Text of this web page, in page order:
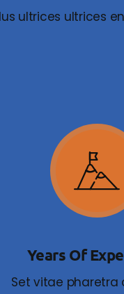
ultrices ultrices
Years Of
Set vitae pharetra